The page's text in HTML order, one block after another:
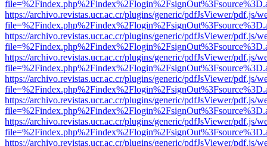
https://archivo.revistas.ucr.ac.cr/plugins/generic/pdfJsViewer/pdf.js/
https://archivo.revistas.ucr.ac.cr/plugins/generic/pdfJsViewer/pdf.js/
https://archivo.revistas.ucr.ac.cr/plugins/generic/pdfJsViewer/pdf.js/
https://archivo.revistas.ucr.ac.cr/plugins/generic/pdfJsViewer/pdf.js/
https://archivo.revistas.ucr.ac.cr/plugins/generic/pdfJsViewer/pdf.js/
https://archivo.revistas.ucr.ac.cr/plugins/generic/pdfJsViewer/pdf.js/
https://archivo.revistas.ucr.ac.cr/plugins/generic/pdfJsViewer/pdf.js/